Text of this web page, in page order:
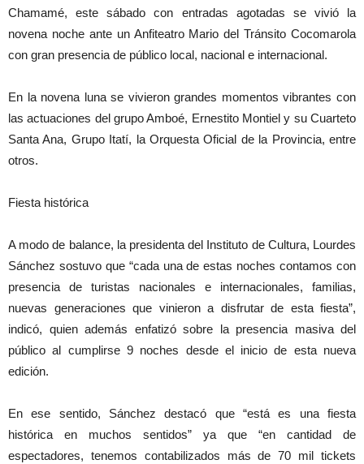
Chamamé, este sábado con entradas agotadas se vivió la
novena noche ante un Anfiteatro Mario del Tránsito Cocomarola
con gran presencia de público local, nacional e internacional.
En la novena luna se vivieron grandes momentos vibrantes con
las actuaciones del grupo Amboé, Ernestito Montiel y su Cuarteto
Santa Ana, Grupo Itatí, la Orquesta Oficial de la Provincia, entre
otros.
Fiesta histórica
A modo de balance, la presidenta del Instituto de Cultura, Lourdes
Sánchez sostuvo que “cada una de estas noches contamos con
presencia de turistas nacionales e internacionales, familias,
nuevas generaciones que vinieron a disfrutar de esta fiesta”,
indicó, quien además enfatizó sobre la presencia masiva del
público al cumplirse 9 noches desde el inicio de esta nueva
edición.
En ese sentido, Sánchez destacó que “está es una fiesta
histórica en muchos sentidos” ya que “en cantidad de
espectadores, tenemos contabilizados más de 70 mil tickets